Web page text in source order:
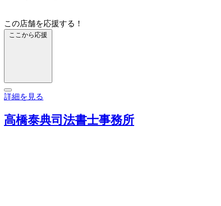
この店舗を応援する！
ここから応援
詳細を見る
高橋泰典司法書士事務所